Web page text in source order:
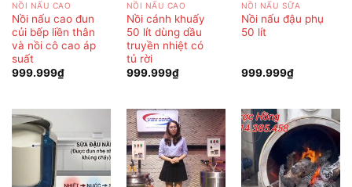
NỒI NẤU CAO
Nồi nấu cao đun
củi bếp liền thân
và nồi cô cao áp
suất
999.999₫
NỒI NẤU CAO
Nồi cánh khuấy
50 lít dùng dầu
truyền nhiệt có
tủ rời
999.999₫
NỒI NẤU SỮA
Nồi nấu đậu phụ
50 lít
999.999₫